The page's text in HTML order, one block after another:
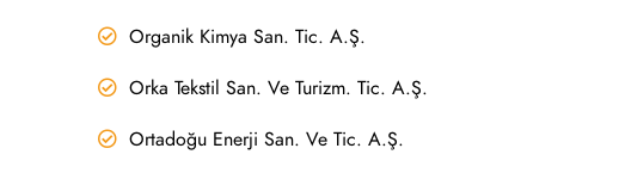
Organik Kimya San. Tic. A.Ş.
Orka Tekstil San. Ve Turizm. Tic. A.Ş.
Ortadoğu Enerji San. Ve Tic. A.Ş.